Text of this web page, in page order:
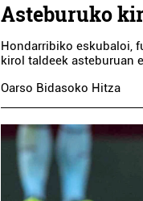
Asteburuko
Hondarribiko eskubaloi,
kirol taldeek asteburuan
Oarso Bidasoko Hitza